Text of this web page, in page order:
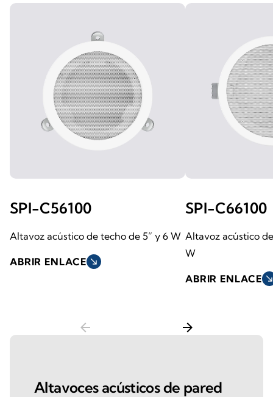
SPI-C56100
Altavoz acústico de techo de 5” y 6 W
ABRIR ENLACE south_east
SPI-C66100
Altavoz acústico
W
ABRIR ENLACE
arrow_back arrow_forward
Altavoces acústicos de pared